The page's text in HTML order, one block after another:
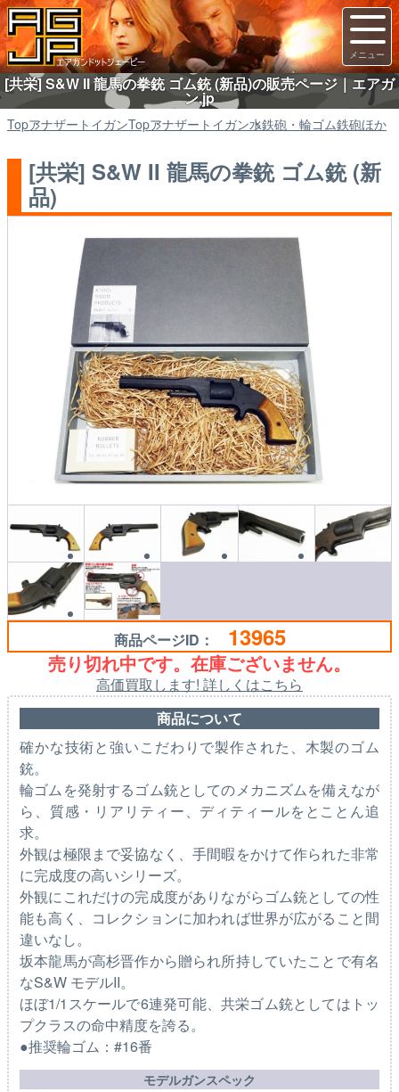
[共栄] S&W II 龍馬の拳銃 ゴム銃 (新品)の販売ページ｜エアガ
ン.jp
TopアナザートイガンTopアナザートイガン水鉄砲・輪ゴム鉄砲ほか
[共栄] S&W II 龍馬の拳銃 ゴム銃 (新
品)
商品ページID： 13965
売り切れ中です。在庫ございません。
高価買取します! 詳しくはこちら
商品について
確かな技術と強いこだわりで製作された、木製のゴム
銃。
輪ゴムを発射するゴム銃としてのメカニズムを備えなが
ら、質感・リアリティー、ディティールをとことん追
求。
外観は極限まで妥協なく、手間暇をかけて作られた非常
に完成度の高いシリーズ。
外観にこれだけの完成度がありながらゴム銃としての性
能も高く、コレクションに加われば世界が広がること間
違いなし。
坂本龍馬が高杉晋作から贈られ所持していたことで有名
なS&W モデルII。
ほぼ1/1スケールで6連発可能、共栄ゴム銃としてはトッ
プクラスの命中精度を誇る。
●推奨輪ゴム：#16番
モデルガンスペック